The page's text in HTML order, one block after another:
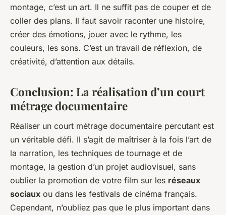
montage, c’est un art. Il ne suffit pas de couper et de
coller des plans. Il faut savoir raconter une histoire,
créer des émotions, jouer avec le rythme, les
couleurs, les sons. C’est un travail de réflexion, de
créativité, d’attention aux détails.
Conclusion: La réalisation d’un court
métrage documentaire
Réaliser un court métrage documentaire percutant est
un véritable défi. Il s’agit de maîtriser à la fois l’art de
la narration, les techniques de tournage et de
montage, la gestion d’un projet audiovisuel, sans
oublier la promotion de votre film sur les réseaux
sociaux ou dans les festivals de cinéma français.
Cependant, n’oubliez pas que le plus important dans